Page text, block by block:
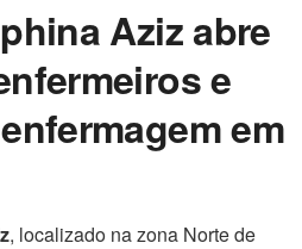
Aziz abre
e
em
, localizado na zona Norte de